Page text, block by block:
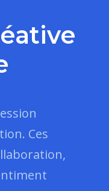
Ces